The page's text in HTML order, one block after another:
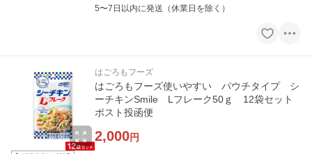
5〜7日以内に発送（休業日を除く）
はごろもフーズ
はごろもフーズ使いやすい パウチタイプ シ
ーチキンSmile Lフレーク50ｇ 12袋セット
ポスト投函便
2,000円